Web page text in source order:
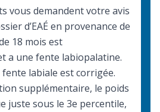
vous demandent votre avis
d’EAÉ en provenance de
18 mois est
a une fente labiopalatine.
fente labiale est corrigée.
supplémentaire, le poids
juste sous le 3e percentile,